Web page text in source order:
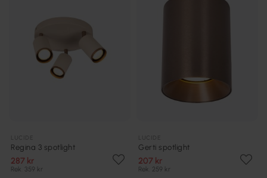
Regina 3 spotlight
287 kr
Rek. 359 kr
Gerti spotlight
207 kr
Rek. 259 kr